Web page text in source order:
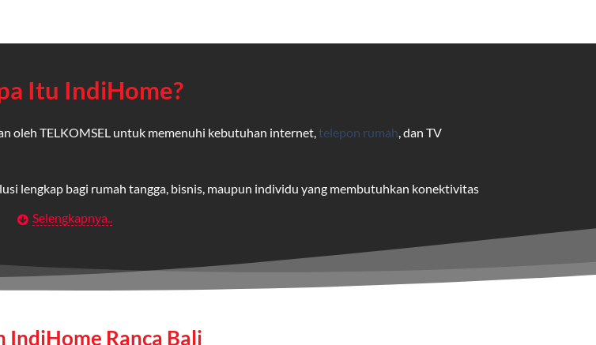
Itu IndiHome?
oleh TELKOMSEL untuk memenuhi kebutuhan internet, telepon rumah , dan TV
lengkap bagi rumah tangga, bisnis, maupun individu yang membutuhkan konektivitas
disediakan oleh Telkom Indonesia untuk pengguna rumah dan bisnis.
Selengkapnya..
IndiHome Ranca Bali